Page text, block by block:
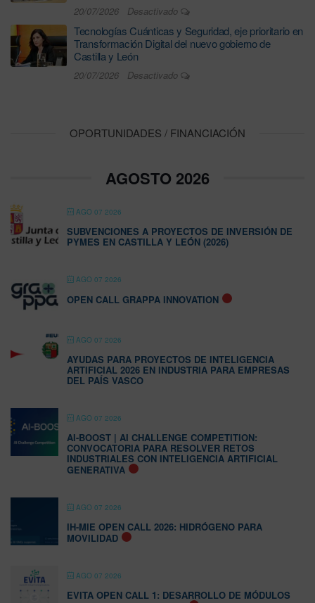
20/07/2026 Desactivado
Tecnologías Cuánticas y Seguridad, eje prioritario en
Transformación Digital del nuevo gobierno de
Castilla y León
20/07/2026 Desactivado
OPORTUNIDADES / FINANCIACIÓN
AGOSTO 2026
AGO 07 2026
SUBVENCIONES A PROYECTOS DE INVERSIÓN DE
PYMES EN CASTILLA Y LEÓN (2026)
AGO 07 2026
OPEN CALL GRAPPA INNOVATION
AGO 07 2026
AYUDAS PARA PROYECTOS DE INTELIGENCIA
ARTIFICIAL 2026 EN INDUSTRIA PARA EMPRESAS
DEL PAÍS VASCO
AGO 07 2026
AI-BOOST | AI CHALLENGE COMPETITION:
CONVOCATORIA PARA RESOLVER RETOS
INDUSTRIALES CON INTELIGENCIA ARTIFICIAL
GENERATIVA
AGO 07 2026
IH-MIE OPEN CALL 2026: HIDRÓGENO PARA
MOVILIDAD
AGO 07 2026
EVITA OPEN CALL 1: DESARROLLO DE MÓDULOS